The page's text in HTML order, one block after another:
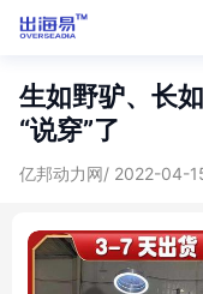
生如野驴、长
“说穿”了
亿邦动力网/ 2022-04-